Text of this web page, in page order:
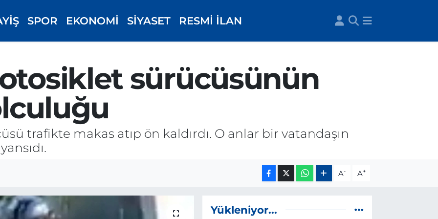
SPOR EKONOMİ SİYASET RESMİ İLAN
sürücüsünün
trafikte makas atıp ön kaldırdı. O anlar bir vatandaşın
A- A+
Yükleniyor...